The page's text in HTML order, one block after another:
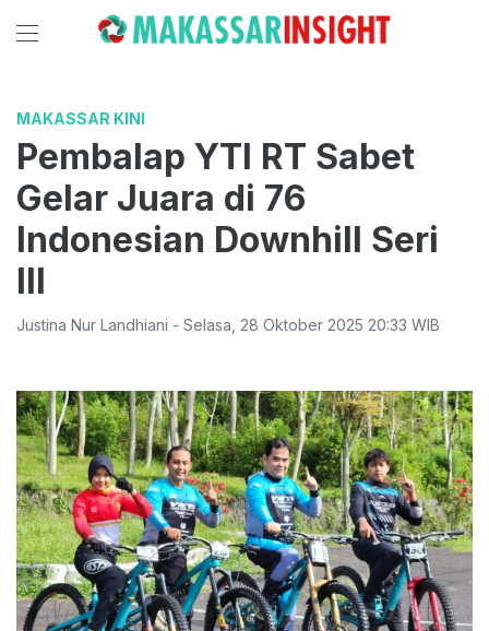
MAKASSAR KINI
Pembalap YTI RT Sabet
Gelar Juara di 76
Indonesian Downhill Seri
III
Justina Nur Landhiani - Selasa 28 Oktober 2025 20:33 WIB